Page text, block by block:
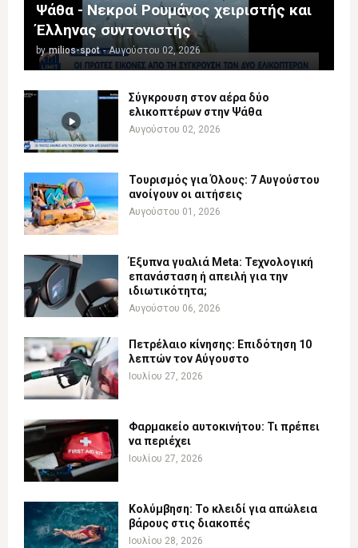
Ψάθα - Νεκροί Ρουμάνος χειριστής και
Έλληνας συντονιστής
by milios-spot - Αυγούστου 02, 2026
Σύγκρουση στον αέρα δύο
ελικοπτέρων στην Ψάθα
Αυγούστου 02, 2026
Τουρισμός για Όλους: 7 Αυγούστου
ανοίγουν οι αιτήσεις
Αυγούστου 01, 2026
Έξυπνα γυαλιά Meta: Τεχνολογική
επανάσταση ή απειλή για την
ιδιωτικότητα;
Αυγούστου 06, 2026
Πετρέλαιο κίνησης: Επιδότηση 10
λεπτών τον Αύγουστο
Ιουλίου 27, 2026
Φαρμακείο αυτοκινήτου: Τι πρέπει
να περιέχει
Ιουλίου 27, 2026
Κολύμβηση: Το κλειδί για απώλεια
βάρους στις διακοπές
Ιουλίου 28, 2026